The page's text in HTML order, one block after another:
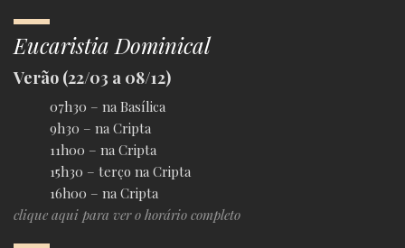
Eucaristia Dominical
Verão (22/03 a 08/12)
07h30 – na Basílica
9h30 – na Cripta
11h00 – na Cripta
15h30 – terço na Cripta
16h00 – na Cripta
clique aqui para ver o horário completo